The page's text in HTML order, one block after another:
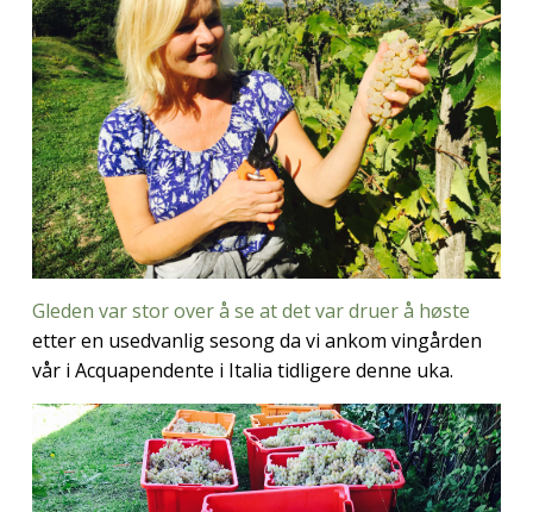
Gleden var stor over å se at det var druer å høste
etter en usedvanlig sesong da vi ankom vingården
vår i Acquapendente i Italia tidligere denne uka.